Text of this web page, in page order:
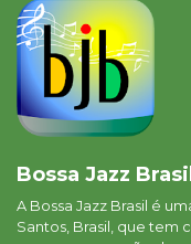
Bossa Jazz Brasil
A Bossa Jazz Brasil é
Santos, Brasil, que tem